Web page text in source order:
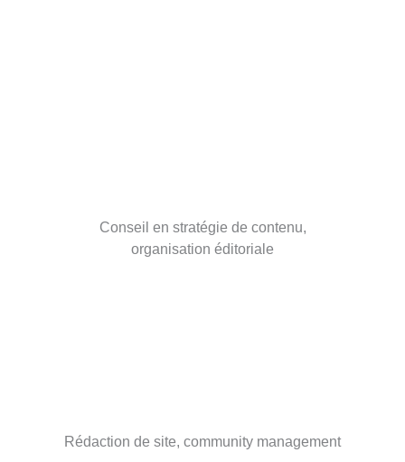
Conseil en stratégie de contenu,
organisation éditoriale
Rédaction de site, community management